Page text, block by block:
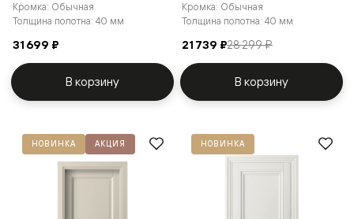
Кромка: Обычная
Толщина полотна: 40 мм
31 699 ₽
В корзину
Кромка: Обычная
Толщина полотна: 40 мм
21 739 ₽28 299 ₽
В корзину
НОВИНКА АКЦИЯ НОВИНКА